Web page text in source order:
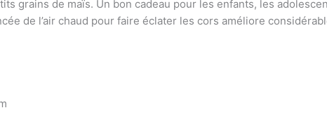
grains de maïs. Un bon cadeau pour les enfants, les
de l’air chaud pour faire éclater les cors améliore